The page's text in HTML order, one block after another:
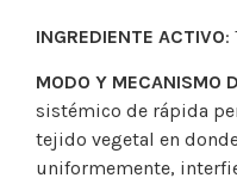
INGREDIENTE ACTIVO:
MODO Y MECANISMO
sistémico de rápida
tejido vegetal en
uniformemente,